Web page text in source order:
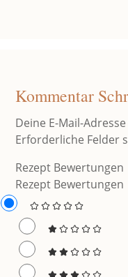
Kommentar
Deine E-Mail-
Erforderliche Felder
Rezept Bewertungen
Rezept Bewertungen